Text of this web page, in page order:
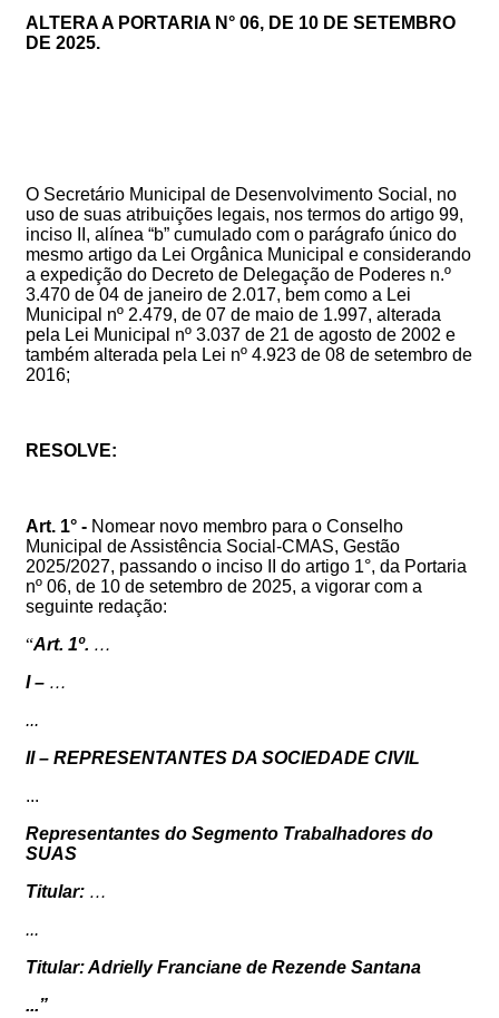
ALTERA A PORTARIA N° 06, DE 10 DE SETEMBRO
DE 2025.
O Secretário Municipal de Desenvolvimento Social, no
uso de suas atribuições legais, nos termos do artigo 99,
inciso II, alínea “b” cumulado com o parágrafo único do
mesmo artigo da Lei Orgânica Municipal e considerando
a expedição do Decreto de Delegação de Poderes n.º
3.470 de 04 de janeiro de 2.017, bem como a Lei
Municipal nº 2.479, de 07 de maio de 1.997, alterada
pela Lei Municipal nº 3.037 de 21 de agosto de 2002 e
também alterada pela Lei nº 4.923 de 08 de setembro de
2016;
RESOLVE:
Art. 1° - Nomear novo membro para o Conselho
Municipal de Assistência Social-CMAS, Gestão
2025/2027, passando o inciso II do artigo 1°, da Portaria
nº 06, de 10 de setembro de 2025, a vigorar com a
seguinte redação:
“Art. 1º. …
I – …
...
II – REPRESENTANTES DA SOCIEDADE CIVIL
...
Representantes do Segmento Trabalhadores do
SUAS
Titular: …
...
Titular: Adrielly Franciane de Rezende Santana
...”